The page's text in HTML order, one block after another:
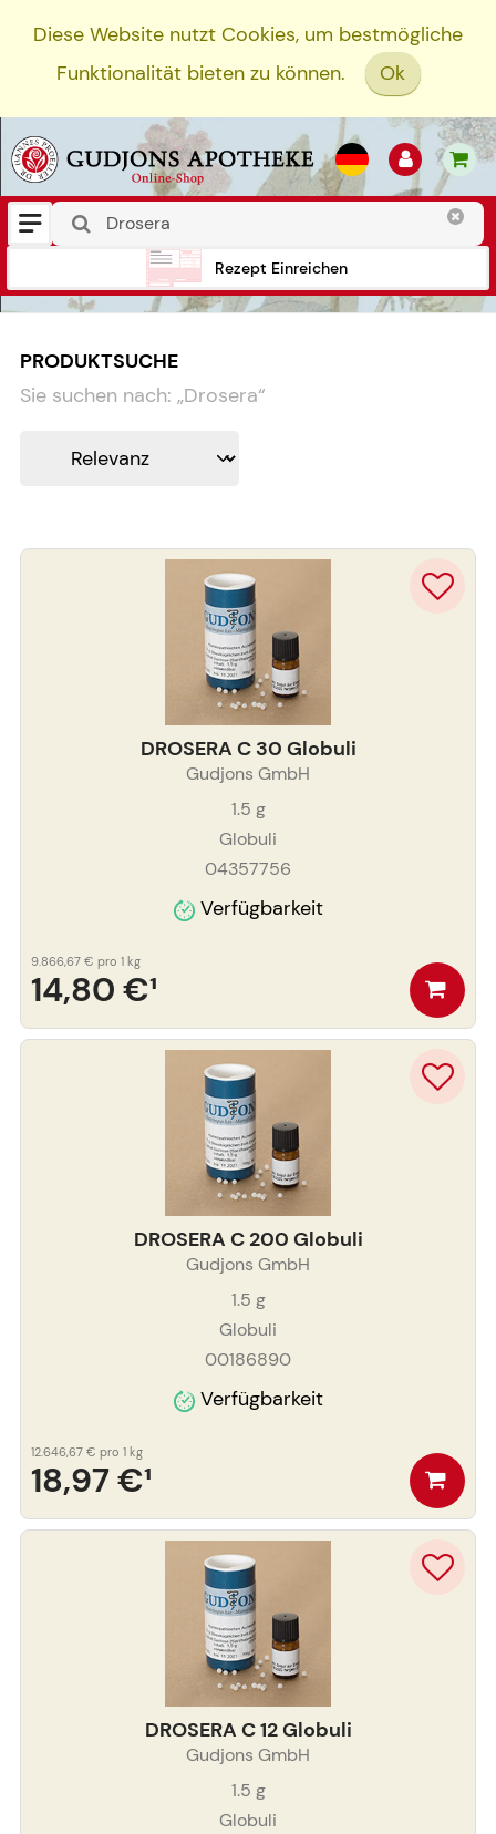
Diese Website nutzt Cookies, um bestmögliche
Funktionalität bieten zu können.
Ok
Rezept Einreichen
PRODUKTSUCHE
Sie suchen nach: „Drosera“
DROSERA C 30 Globuli
Gudjons GmbH
1.5 g
Globuli
04357756
Verfügbarkeit
14,80 €¹
9.866,67 € pro 1 kg
DROSERA C 200 Globuli
Gudjons GmbH
1.5 g
Globuli
00186890
Verfügbarkeit
18,97 €¹
12.646,67 € pro 1 kg
DROSERA C 12 Globuli
Gudjons GmbH
1.5 g
Globuli